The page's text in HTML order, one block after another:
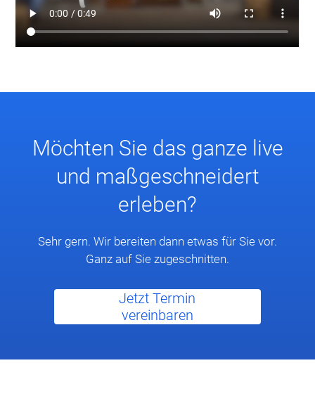
Möchten Sie das ganze live
und maßgeschneidert
erleben?
Sehr gern. Wir bereiten dann etwas für Sie vor.
Ganz auf Sie zugeschnitten.
Jetzt Termin
vereinbaren